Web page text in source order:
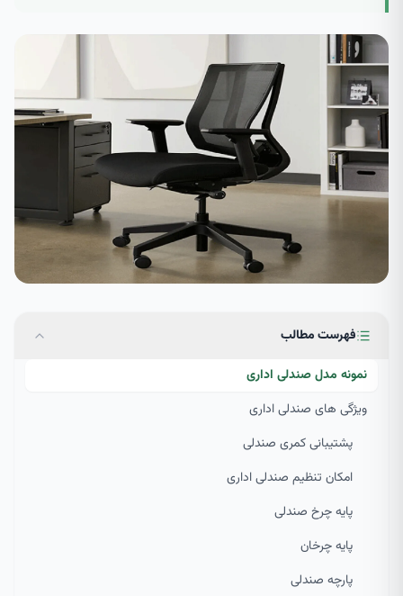
فهرست مطالب
نمونه مدل صندلی اداری
ویژگی های صندلی اداری
پشتیبانی کمری صندلی
امکان تنظیم صندلی اداری
پایه چرخ صندلی
پایه چرخان
پارچه صندلی